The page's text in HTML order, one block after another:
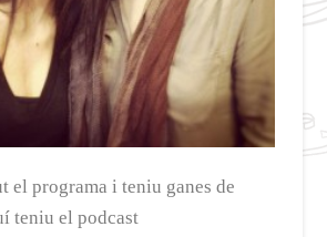
el programa i teniu ganes de
teniu el podcast